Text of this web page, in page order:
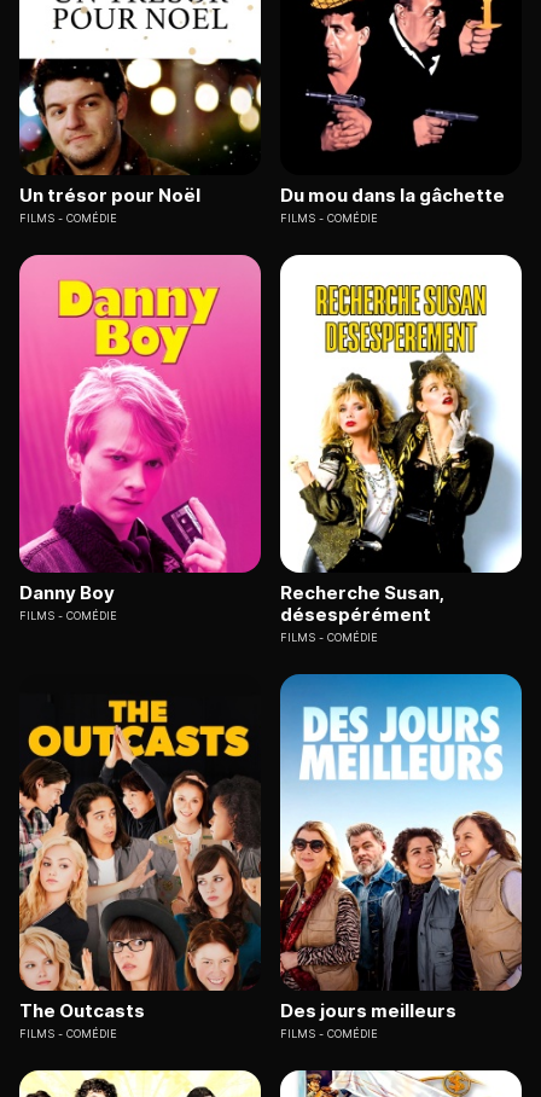
Un trésor pour Noël
FILMS COMÉDIE
Du mou dans la gâchette
FILMS COMÉDIE
Danny Boy
FILMS COMÉDIE
Recherche Susan,
désespérément
FILMS COMÉDIE
The Outcasts
FILMS COMÉDIE
Des jours meilleurs
FILMS COMÉDIE